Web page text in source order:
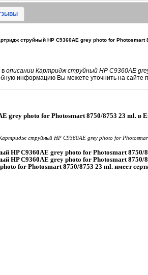
струйный HP C9360AE grey photo for Photosmart
вописании Картридж струйный HP C9360AE
информацию Вы можете уточнить на сайте
grey photo for Photosmart 8750/8753 23 ml. в
струйный HP C9360AE grey photo for
HP C9360AE grey photo for Photosmart 8750/
HP C9360AE grey photo for Photosmart 8750/
for Photosmart 8750/8753 23 ml. имеет